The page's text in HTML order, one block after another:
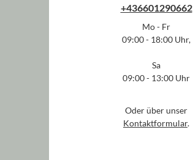
+436601290662
Mo - Fr
09:00 - 18:00 Uhr,
Sa
09:00 - 13:00 Uhr
Oder über unser
Kontaktformular.